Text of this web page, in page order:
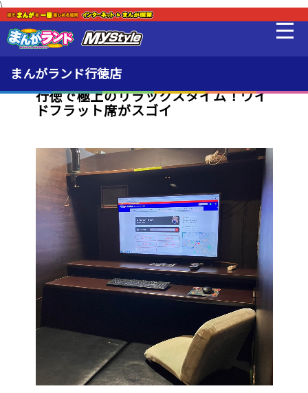
\
最新情報
料金・利用方法
販売品
貸出品
オンラインゲーム
映画/アニメ/電子書籍
まんがランド行徳店
新着・オススメ情報
行徳で極上のリラックスタイム！ワイ
ドフラット席がスゴイ